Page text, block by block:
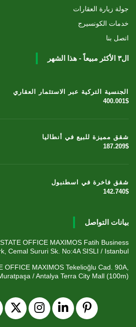
جولة زيارة العقارات
خدمات الكونسيرج
اتصل بنا
ال٣ الأكثر مبيعاً - هذا الشهر
الجنسية التركية عبر الاستثمار العقاري
400.001$
شقق مميزة للبيع في أنطاليا
187.209$
شقق فاخرة في اسطنبول
142.740$
بيانات التواصل
OFFICE MAXIMOS Fatih Business
Cemal Sururi Sk. No:4A SISLI / Istanbul
OFFICE MAXIMOS Tekelioğlu Cad. 90A,
/ Antalya Terra City Mall (100m)